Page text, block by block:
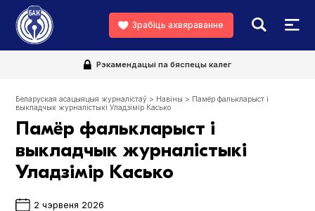
Зрабіць ахвяраванне
Рэкамендацыі па бяспецы калег
Беларуская асацыяцыя журналістаў > Навіны > Памёр фалькларыст і
выкладчык журналістыкі Уладзімір Касько
Памёр фалькларыст і
выкладчык журналістыкі
Уладзімір Касько
2 чэрвеня 2026